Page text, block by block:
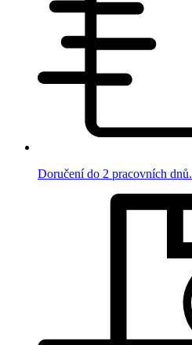
Doručení do 2 pracovních dnů.